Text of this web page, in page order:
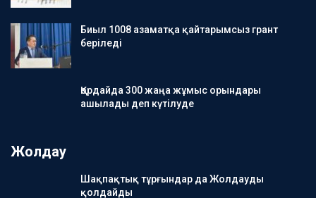
Биыл 1008 азаматқа қайтарымсыз грант
беріледі
Қордайда 300 жаңа жұмыс орындары
ашылады деп күтілуде
Жолдау
Шақпақтық тұрғындар да Жолдауды
қолдайды